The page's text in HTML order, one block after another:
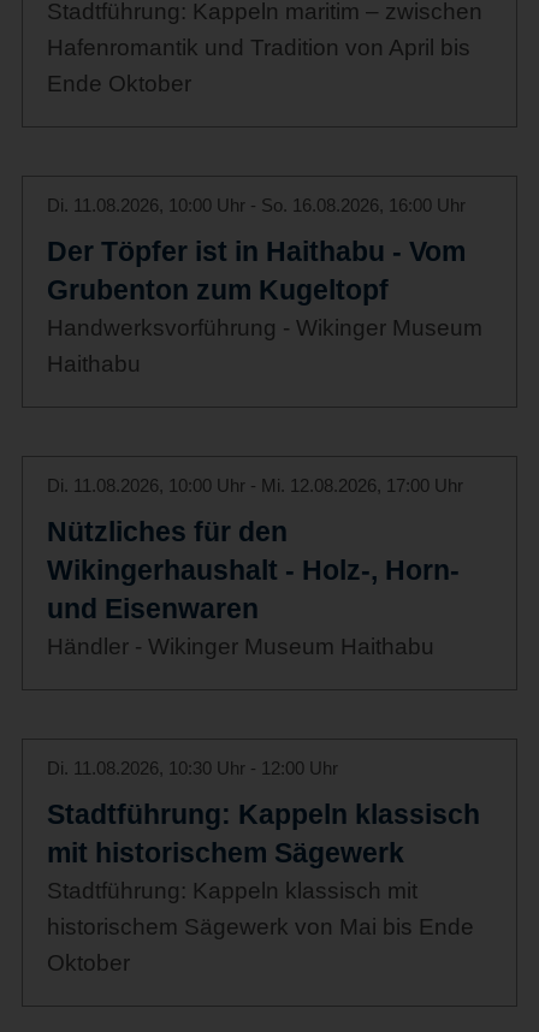
Stadtführung: Kappeln maritim – zwischen
Hafenromantik und Tradition von April bis
Ende Oktober
Di. 11.08.2026, 10:00 Uhr - So. 16.08.2026, 16:00 Uhr
Der Töpfer ist in Haithabu - Vom
Grubenton zum Kugeltopf
Handwerksvorführung - Wikinger Museum
Haithabu
Di. 11.08.2026, 10:00 Uhr - Mi. 12.08.2026, 17:00 Uhr
Nützliches für den
Wikingerhaushalt - Holz-, Horn-
und Eisenwaren
Händler - Wikinger Museum Haithabu
Di. 11.08.2026, 10:30 Uhr - 12:00 Uhr
Stadtführung: Kappeln klassisch
mit historischem Sägewerk
Stadtführung: Kappeln klassisch mit
historischem Sägewerk von Mai bis Ende
Oktober